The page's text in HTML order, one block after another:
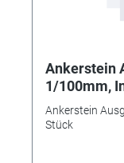
Ankerstein
1/100mm,
Ankerstein
Stück